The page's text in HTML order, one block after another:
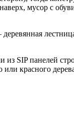
мусор с
SIP панелей
или красного